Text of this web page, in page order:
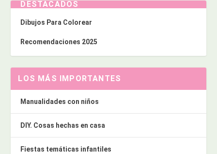
DESTACADOS
Dibujos Para Colorear
Recomendaciones 2025
LOS MÁS IMPORTANTES
Manualidades con niños
DIY. Cosas hechas en casa
Fiestas temáticas infantiles